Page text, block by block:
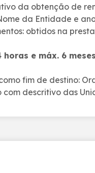
da obtenção de
da Entidade e
obtidos na
e máx. 6
fim de destino:
descritivo das